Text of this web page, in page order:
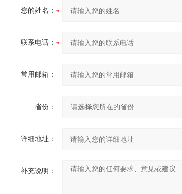
您的姓名：
联系电话：
常用邮箱：
省份：
详细地址：
补充说明：